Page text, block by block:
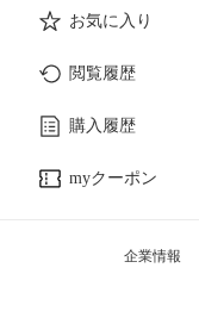
お気に入り
閲覧履歴
購入履歴
myクーポン
企業情報